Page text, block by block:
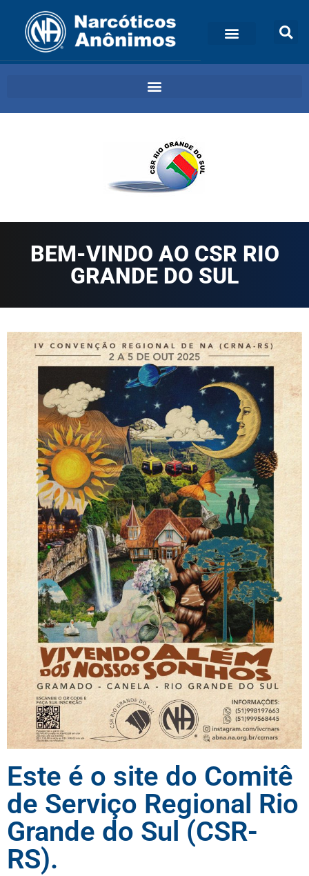
BEM-VINDO AO CSR RIO
GRANDE DO SUL
Este é o site do Comitê
de Serviço Regional Rio
Grande do Sul (CSR-
RS).